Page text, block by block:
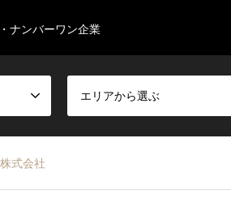
ナンバーワン企業
エリアから選ぶ
式会社